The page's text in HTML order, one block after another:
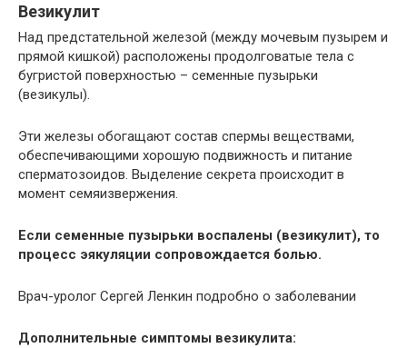
Везикулит
Над предстательной железой (между мочевым пузырем и
прямой кишкой) расположены продолговатые тела с
бугристой поверхностью – семенные пузырьки
(везикулы).
Эти железы обогащают состав спермы веществами,
обеспечивающими хорошую подвижность и питание
сперматозоидов. Выделение секрета происходит в
момент семяизвержения.
Если семенные пузырьки воспалены (везикулит), то
процесс эякуляции сопровождается болью.
Врач-уролог Сергей Ленкин подробно о заболевании
Дополнительные симптомы везикулита: